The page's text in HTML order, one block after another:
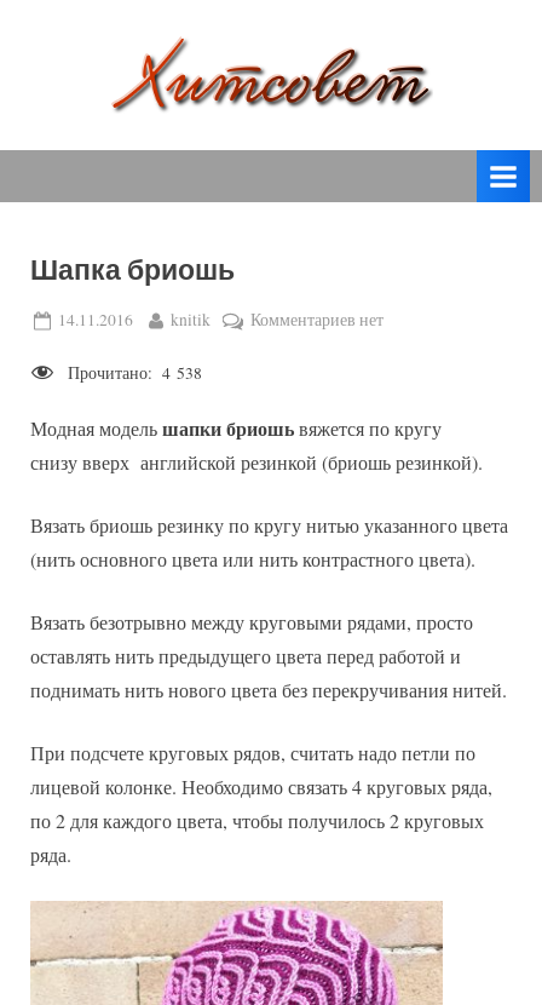
т
в
спицами,
крючком,
с
Шапка бриошь
Posted
14.11.2016 By
knitik Комментариевкнет
Прочитано: 4 538
Модная модельшапки бриошьвяжется по кругу
снизу вверх английской резинкой (бриошь резинкой).
Вязать бриошь резинку по кругу нитью указанного цвета
(нить основного цвета или нить контрастного цвета).
Вязать безотрывно между круговыми рядами, просто
оставлять нить предыдущего цвета перед работой и
поднимать нить нового цвета без перекручивания нитей.
При подсчете круговых рядов, считать надо петли по
лицевой колонке. Необходимо связать 4 круговых ряда,
по 2 для каждого цвета, чтобы получилось 2 круговых
ряда.